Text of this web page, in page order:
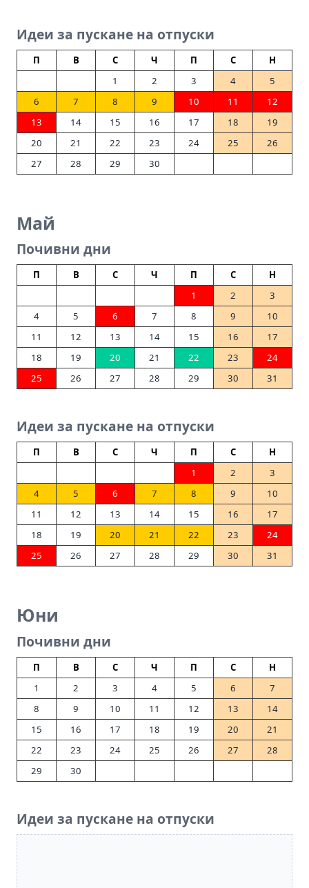
Идеи за пускане на отпуски
П В С Ч П С
Н
1
2 3 4
5
6
7 8 9 10 11
12
13
14 15 16 17 18
19
20
21 22 23 24 25
26
27
28 29 30
Май
Почивни дни
П В С Ч П С
Н
1
2
3
4
5 6 7 8 9
10
11
12 13 14 15 16
17
18
19 20 21 22 23
24
25
26 27 28 29 30 31
Идеи за пускане на отпуски
П В С Ч П С
Н
1
2
3
4
5 6 7 8 9
10
11
12 13 14 15 16
17
18
19 20 21 22 23
24
25
26 27 28 29 30 31
Юни
Почивни дни
П В С Ч П С
Н
1
2 3 4 5 6
7
8
9 10 11 12 13
14
15
16 17 18 19 20
21
22
23 24 25 26 27
28
29
30
Идеи за пускане на отпуски